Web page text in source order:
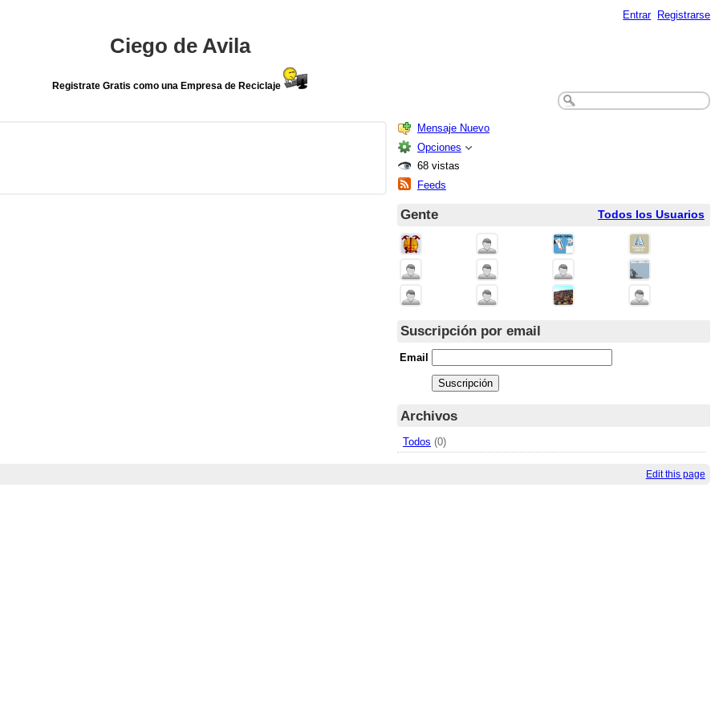
Entrar Registrarse
Ciego de Avila
Registrate Gratis como una Empresa de Reciclaje
Mensaje Nuevo
Opciones
68 vistas
Feeds
Todos los Usuarios
Gente
Suscripción por email
Email
Archivos
Todos (0)
Edit this page